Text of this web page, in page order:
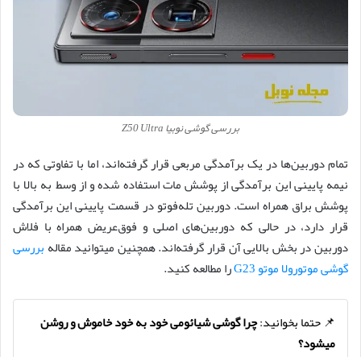
بررسی گوشی نوبیا Z50 Ultra
تمام دوربین‌ها در یک برآمدگی مربعی قرار گرفته‌اند، اما با تفاوتی که در
نیمه پایینی این برآمدگی از پوشش مات استفاده شده و از وسط به بالا با
پوشش براق همراه است. دوربین تله‌فوتو در قسمت پایینی این برآمدگی
قرار دارد، در حالی که دوربین‌های اصلی و فوق‌عریض همراه با فلاش
دوربین در بخش بالایی آن قرار گرفته‌اند. همچنین میتوانید مقاله بررسی
گوشی موتورولا موتو G23
را مطالعه کنید.
📌 حتما بخوانید:چرا گوشی شیائومی خود به خود خاموش و روشن
میشود؟